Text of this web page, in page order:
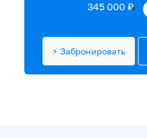
345 000 ₽
⚡ Забронировать